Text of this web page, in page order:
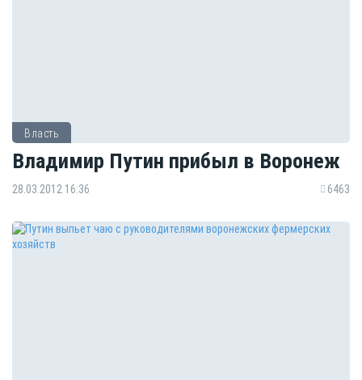
Власть
Владимир Путин прибыл в Воронеж
28.03.2012 16:36 6463